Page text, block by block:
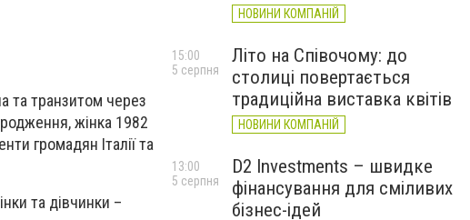
та транзитом через
жінка 1982
громадян Італії та
та дівчинки –
НОВИНИ КОМПАНІЙ
Літо на Співочому: до
столиці повертається
традиційна виставка квітів
НОВИНИ КОМПАНІЙ
15:00
5 серпня
D2 Investments – швидке
фінансування для сміливих
бізнес-ідей
13:00
5 серпня